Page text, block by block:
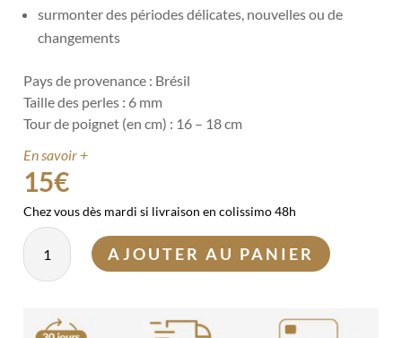
surmonter des périodes délicates, nouvelles ou de
changements
Pays de provenance : Brésil
Taille des perles : 6 mm
Tour de poignet (en cm) : 16 – 18 cm
En savoir +
15€
Chez vous dès mardi si livraison en colissimo 48h
quantité
Bracelet
Héliotrope
AJOUTER AU PANIER